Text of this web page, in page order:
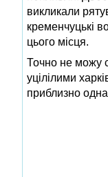
викликали
кременчуцькі
цього місця.
Точно не можу
уцілілими
приблизно